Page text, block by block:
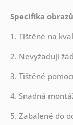
Specifika
1. Tištěné na
2. Nevyžadují
3. Tištěné
4. Snadná
5. Zabalené do